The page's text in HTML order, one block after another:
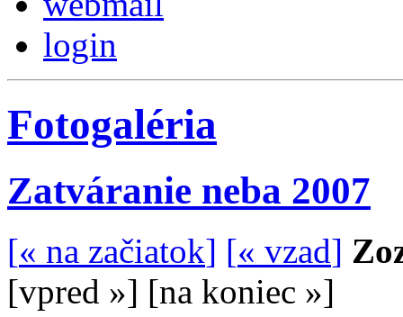
login
Fotogaléria
Zatváranie neba 2007
[« na začiatok] [« vzad]
[vpred »] [na koniec »]